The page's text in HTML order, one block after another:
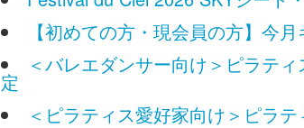
【初めての方・現会員の方】今
＜バレエダンサー向け＞ピラテ
定
＜ピラティス愛好家向け＞ピラ